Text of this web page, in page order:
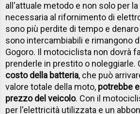
all'attuale metodo e non solo per
necessaria al rifornimento di
sono più perdite di tempo e
sono intercambiabili e rimangono
Gogoro. Il motociclista non dovrà
prenderle in prestito o noleggiarle.
costo della batteria, che può
valore totale della moto, potrebbe
prezzo del veicolo. Con il
per l'elettricità utilizzata e un